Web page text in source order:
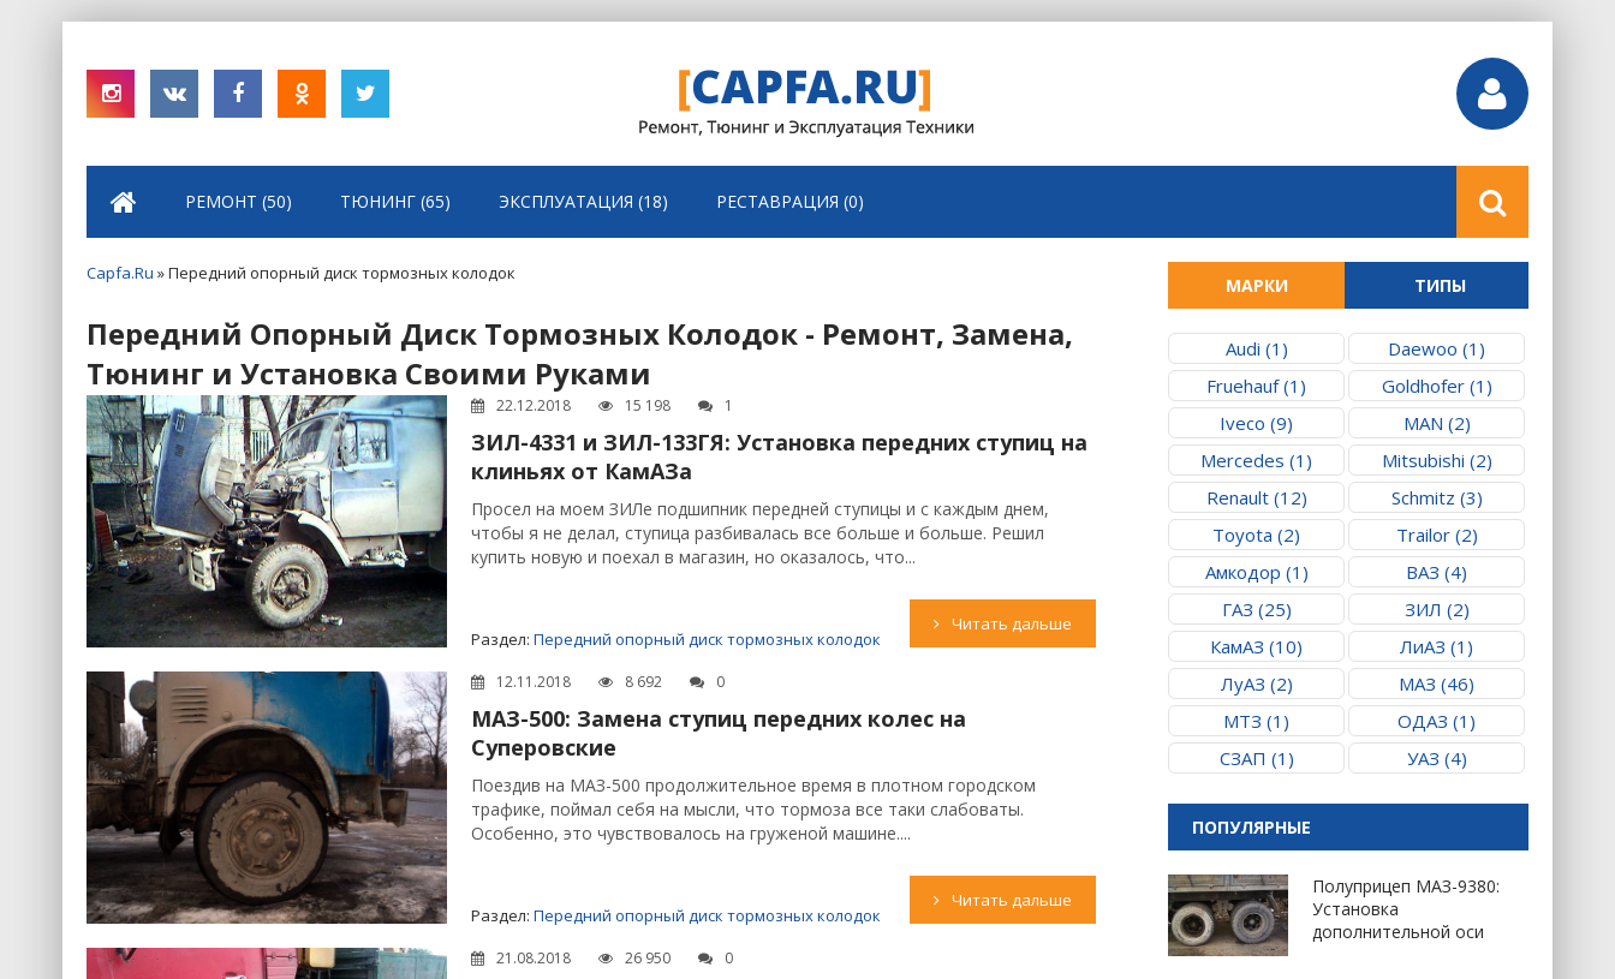
РЕМОНТ (50) ТЮНИНГ (65) ЭКСПЛУАТАЦИЯ (18) РЕСТАВРАЦИЯ (0)
Capfa.Ru » Передний опорный диск тормозных колодок
Передний Опорный Диск Тормозных Колодок - Ремонт, Замена,
Тюнинг и Установка Своими Руками
22.12.2018 15 198 1
ЗИЛ-4331 и ЗИЛ-133ГЯ: Установка передних ступиц на
клиньях от КамАЗа
Просел на моем ЗИЛе подшипник передней ступицы и с каждым днем,
чтобы я не делал, ступица разбивалась все больше и больше. Решил
купить новую и поехал в магазин, но оказалось, что...
Раздел: Передний опорный диск тормозных колодок
Читать дальше
12.11.2018 8 692 0
МАЗ-500: Замена ступиц передних колес на
Суперовские
Поездив на МАЗ-500 продолжительное время в плотном городском
трафике, поймал себя на мысли, что тормоза все таки слабоваты.
Особенно, это чувствовалось на груженой машине....
Раздел: Передний опорный диск тормозных колодок
Читать дальше
21.08.2018 26 950 0
МАРКИ ТИПЫ
Audi (1)
Daewoo (1)
Fruehauf (1)
Goldhofer (1)
Iveco (9)
MAN (2)
Mercedes (1)
Mitsubishi (2)
Renault (12)
Schmitz (3)
Toyota (2)
Trailor (2)
Амкодор (1)
ВАЗ (4)
ГАЗ (25)
ЗИЛ (2)
КамАЗ (10)
ЛиАЗ (1)
ЛуАЗ (2)
МАЗ (46)
МТЗ (1)
ОДАЗ (1)
СЗАП (1)
УАЗ (4)
ПОПУЛЯРНЫЕ
Полуприцеп МАЗ-9380:
Установка
дополнительной оси